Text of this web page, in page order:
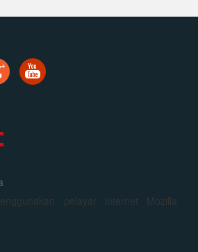
pelayar internet Mozilla